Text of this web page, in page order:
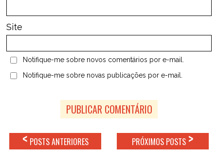
Site
Notifique-me sobre novos comentários por e-mail.
Notifique-me sobre novas publicações por e-mail.
< POSTS ANTERIORES PRÓXIMOS POSTS>